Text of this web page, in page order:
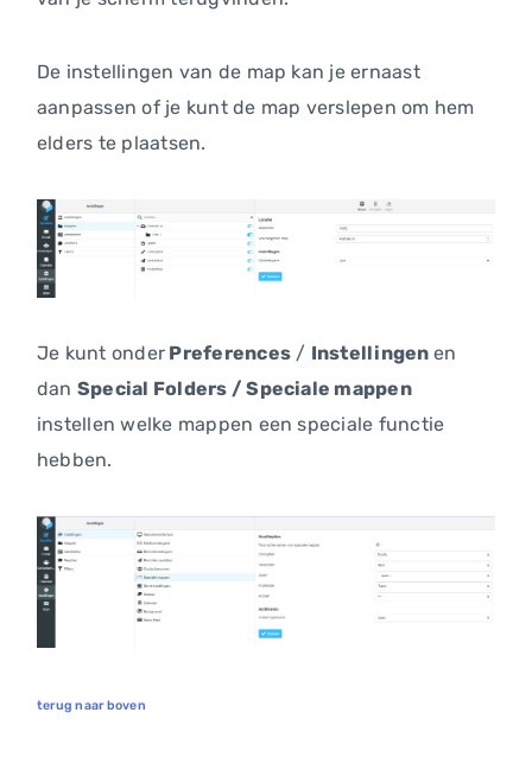
De instellingen van de map kan je ernaast
aanpassen of je kunt de map verslepen om hem
elders te plaatsen.
Je kunt onder Preferences / Instellingen en
dan Special Folders / Speciale mappen
instellen welke mappen een speciale functie
hebben.
terug naar boven